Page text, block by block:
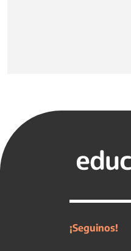
¡Seguinos!